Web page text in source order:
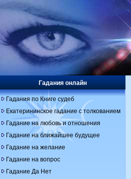
Гадания онлайн
Гадания по Книге судеб
Екатерининское гадание с толкованием
Гадание на любовь и отношения
Гадание на ближайшее будущее
Гадание на желание
Гадание на вопрос
Гадание Да Нет